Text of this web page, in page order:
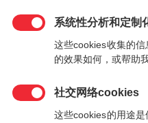
航班号
系统性分析和定制
这些cookies收集的
的效果如何，或帮助
社交网络cookies
这些cookies的用途